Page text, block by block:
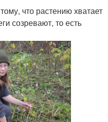
что растению хватает
созревают, то есть